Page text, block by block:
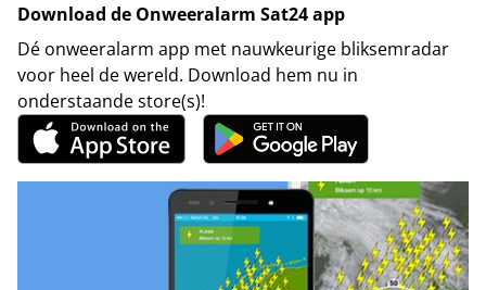
Download de Onweeralarm Sat24 app
Dé onweeralarm app met nauwkeurige bliksemradar
voor heel de wereld. Download hem nu in
onderstaande store(s)!